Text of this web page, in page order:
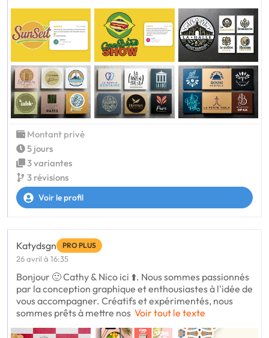
Montant privé
5 jours
3 variantes
3 révisions
Voir le profil
Katydsgn PRO PLUS
26 avril à 16:35
Bonjour 🙂 Cathy & Nico ici ⬆️. Nous sommes passionnés
par la conception graphique et enthousiastes à l'idée de
vous accompagner. Créatifs et expérimentés, nous
sommes prêts à mettre nos Voir tout le texte